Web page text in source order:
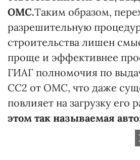
ОМС.Таким образом,
разрешительную
строительства лишен
проще и эффективнее
ГИАГ полномочия по
СС2 от ОМС, что даже
повлияет на загрузку его
этом так называемая
регистрация права на
№5655 не предполагает